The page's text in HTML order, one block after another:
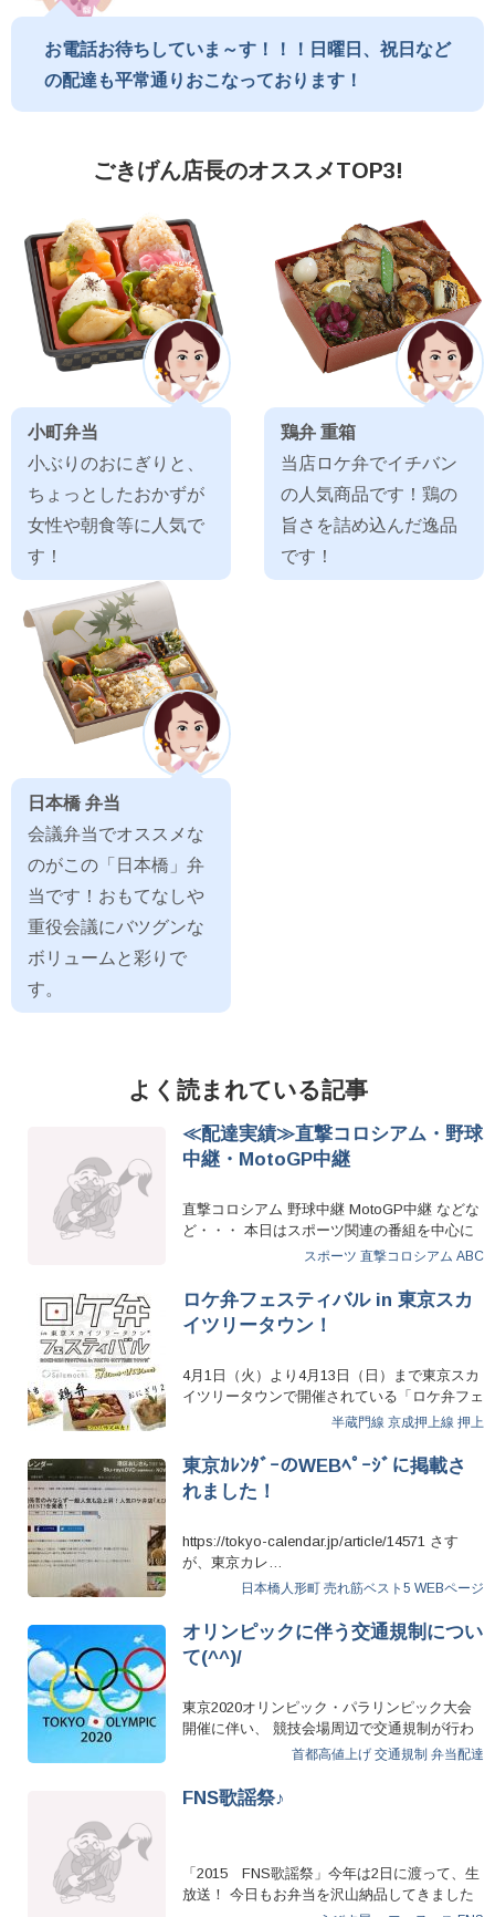
お電話お待ちしていま～す！！！日曜日、祝日など
の配達も平常通りおこなっております！
ごきげん店長のオススメTOP3!
小町弁当
小ぶりのおにぎりと、
ちょっとしたおかずが
女性や朝食等に人気で
す！
鶏弁 重箱
当店ロケ弁でイチバン
の人気商品です！鶏の
旨さを詰め込んだ逸品
です！
日本橋 弁当
会議弁当でオススメな
のがこの「日本橋」弁
当です！おもてなしや
重役会議にバツグンな
ボリュームと彩りで
す。
よく読まれている記事
≪配達実績≫直撃コロシアム・野球
中継・MotoGP中継
直撃コロシアム 野球中継 MotoGP中継 などな
ど・・・ 本日はスポーツ関連の番組を中心に
多くのTV局様へお…スポーツ 直撃コロシアム ABC
ロケ弁フェスティバル in 東京スカ
イツリータウン！
4月1日（火）より4月13日（日）まで東京スカ
イツリータウンで開催されている「ロケ弁フェ
半蔵門線 京成押上線 押上
東京ｶﾚﾝﾀﾞｰのWEBﾍﾟｰｼﾞに掲載さ
れました！
https://tokyo-calendar.jp/article/14571 さす
が、東京カレ…
日本橋人形町 売れ筋ベスト5 WEBページ
オリンピックに伴う交通規制につい
て(^^)/
東京2020オリンピック・パラリンピック大会
開催に伴い、 競技会場周辺で交通規制が行わ
首都高値上げ 交通規制 弁当配達
FNS歌謡祭♪
「2015 FNS歌謡祭」今年は2日に渡って、生
放送！ 今日もお弁当を沢山納品してきました